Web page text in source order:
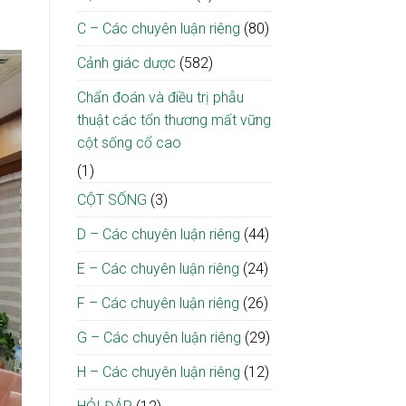
C – Các chuyên luận riêng (80)
Cảnh giác dược (582)
Chẩn đoán và điều trị phẫu
thuật các tổn thương mất vững
cột sống cổ cao
(1)
CỘT SỐNG (3)
D – Các chuyên luận riêng (44)
E – Các chuyên luận riêng (24)
F – Các chuyên luận riêng (26)
G – Các chuyên luận riêng (29)
H – Các chuyên luận riêng (12)